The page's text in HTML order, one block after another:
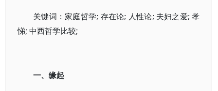
关键词：家庭哲学; 存在论; 人性论; 夫妇之爱; 孝
悌; 中西哲学比较;
一、缘起